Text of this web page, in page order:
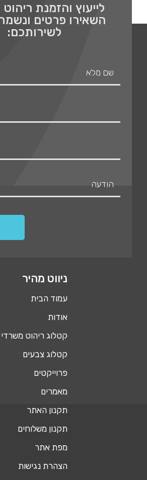
לייעוץ והזמנת
השאירו פרטים
לשירותכם:
ניווט מהיר
עמוד הבית
אודות
קטלוג ריהוט משרדי
קטלוג צבעים
פרוייקטים
מאמרים
תקנון האתר
תקנון משלוחים
מפת אתר
הצהרת נגישות